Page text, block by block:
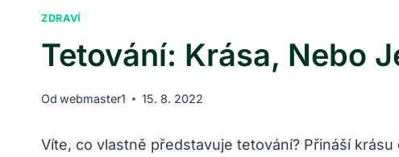
ZDRAVÍ
Tetování: Krása, Nebo
Od webmaster1 15. 8. 2022
Víte, co vlastně představuje tetování? Přináší